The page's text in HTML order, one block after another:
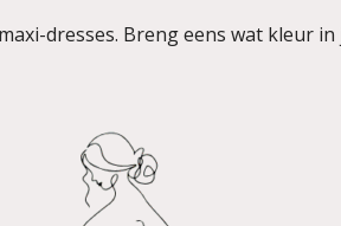
dresses. Breng eens wat kleur